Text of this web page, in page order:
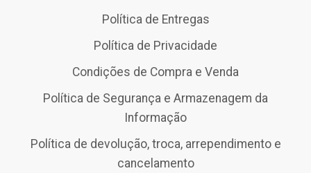
Política de Entregas
Política de Privacidade
Condições de Compra e Venda
Política de Segurança e Armazenagem da
Informação
Política de devolução, troca, arrependimento e
cancelamento